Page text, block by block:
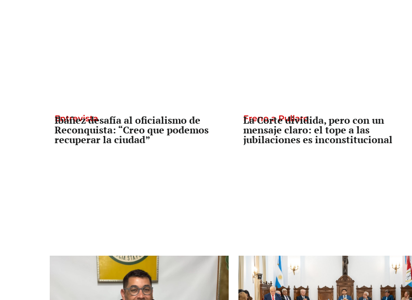
Entrevista
Ibáñez desafía al oficialismo de
Reconquista: “Creo que podemos
recuperar la ciudad”
Freno a Pullaro
La Corte dividida, pero con un
mensaje claro: el tope a las
jubilaciones es inconstitucional